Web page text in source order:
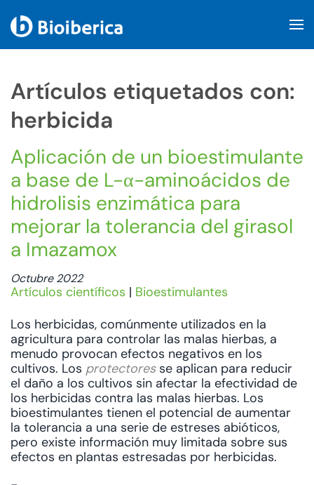
Artículos etiquetados con:
herbicida
Aplicación de un bioestimulante
a base de L-α-aminoácidos de
hidrolisis enzimática para
mejorar la tolerancia del girasol
a Imazamox
Octubre 2022
Artículos científicos | Bioestimulantes
Los herbicidas, comúnmente utilizados en la
agricultura para controlar las malas hierbas, a
menudo provocan efectos negativos en los
cultivos. Los protectoresse aplican para reducir
el daño a los cultivos sin afectar la efectividad de
los herbicidas contra las malas hierbas. Los
bioestimulantes tienen el potencial de aumentar
la tolerancia a una serie de estreses abióticos,
pero existe información muy limitada sobre sus
efectos en plantas estresadas por herbicidas.